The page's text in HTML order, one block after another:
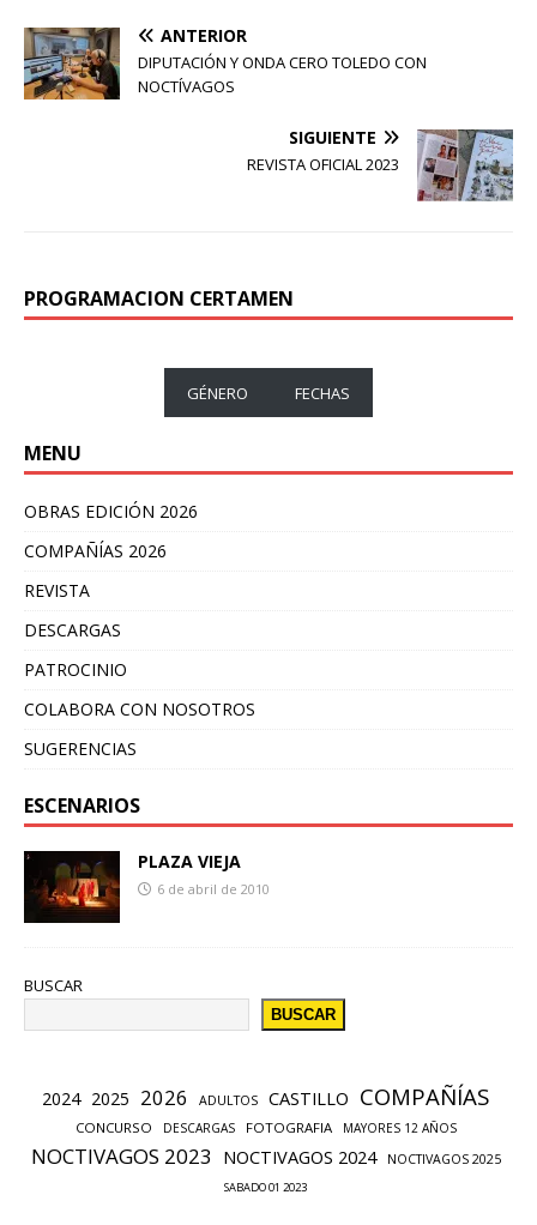
ANTERIOR
DIPUTACIÓN Y ONDA CERO TOLEDO CON
NOCTÍVAGOS
SIGUIENTE
REVISTA OFICIAL 2023
PROGRAMACION CERTAMEN
GÉNERO FECHAS
MENU
OBRAS EDICIÓN 2026
COMPAÑÍAS 2026
REVISTA
DESCARGAS
PATROCINIO
COLABORA CON NOSOTROS
SUGERENCIAS
ESCENARIOS
PLAZA VIEJA
6 de abril de 2010
BUSCAR
BUSCAR
2024 2025 2026 ADULTOS CASTILLO COMPAÑÍAS
CONCURSO DESCARGAS FOTOGRAFIA MAYORES 12 AÑOS
NOCTIVAGOS 2023 NOCTIVAGOS 2024 NOCTIVAGOS 2025
SABADO 01 2023